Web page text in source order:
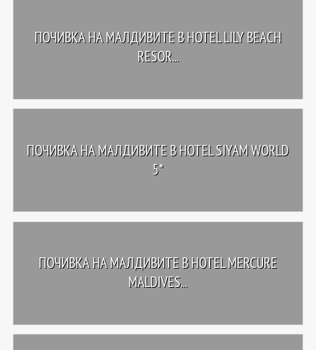
ПОЧИВКА НА МАЛДИВИТЕ В HOTEL LILY BEACH
RESOR...
ПОЧИВКА НА МАЛДИВИТЕ В HOTEL SIYAM WORLD
5*
ПОЧИВКА НА МАЛДИВИТЕ В HOTEL MERCURE
MALDIVES...